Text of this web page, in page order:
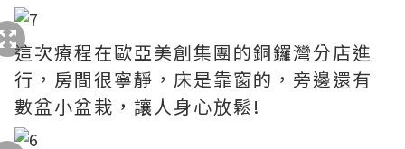
這次療程在歐亞美創集團的銅鑼灣分店進
行，房間很寧靜，床是靠窗的，旁邊還有
數盆小盆栽，讓人身心放鬆!